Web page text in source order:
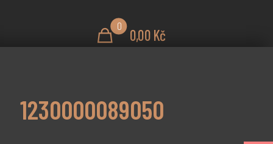
0
0,00 Kč
1230000089050